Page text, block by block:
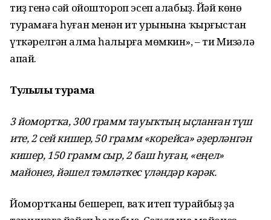
тиҙ генә сәй ойоштороп эсеп алабыҙ. Йәй көнө
турамаға һуған менән ит урынына ҡырғыстан
үткәрелгән алма һалырға мөмкин», – ти Миңзәлә
апай.
Туҡлыҡлы турама
3 йомортҡа, 300 грамм тауыҡтың ыҫланған түш
ите, 2 сей кишер, 50 грамм «корейса» әҙерләнгән
кишер, 150 грамм сыр, 2 баш һуған, «еңел»
майонез, йәшел тәмләткес үләндәр кәрәк.
Йомортҡаны бешереп, ваҡ итеп турайбыҙ ҙа